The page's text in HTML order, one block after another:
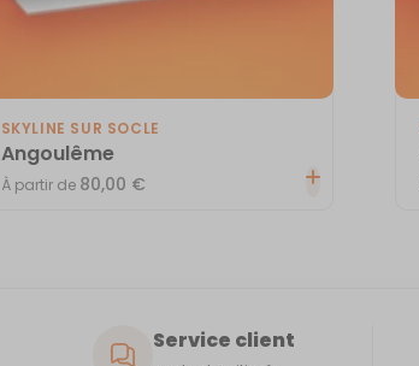
SKYLINE SUR SOCLE
Angoulême
À partir de 80,00 €
Service client